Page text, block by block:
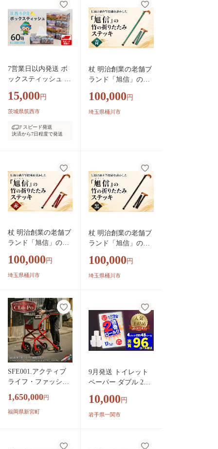
ット たばこ 消臭 消
臭剤 無臭 ユークリ
ッドオンラインシス
テムズ株式会社 神奈
法人友紘会西大和リ
ハビリテーション病
院
7営業日以内発送 ボ
ックスティッシュ 60
ット ) パルプ100%
筑西市PR BOX 日本
ル デザイン ティッ
活必需品 備蓄 ペー
パー 紙 まとめ買い
スピード配送 スピー
ド発送 関東 茨城県
茨城 筑西市 筑西 下
15,000 円
茨城県筑西市
スピード発送
決済から7日程度で発送
杖 明治創業の老舗ブ
ランド「旭信」の竹
キ 青 | 杖 つえ ステ
ッキ 敬老 高齢 高齢
える プレゼント ギフ
ト 贈答 竹 漆塗 高級
プレミアム 一生モノ
工芸品 コレクション
日本製 おしゃれ 趣味
工房 ブランド 旭 埼
玉県 桶川市
100,000 円
埼玉県桶川市
杖 明治創業の老舗ブ
ランド「旭信」の竹
キ 赤 | 杖 つえ ステ
ッキ 敬老 高齢 高齢
安全 旭 旭信 オリジ
ナル 人気 ベテラン
職人 熟練 技 一生使
える プレゼント ギ
フト 贈答 竹 漆塗 高
級 プレミアム 一生
ション 日本製 おし
ゃれ 趣味 手作り 手
作業 老舗 工房 ブラ
市
100,000 円
埼玉県桶川市
杖 明治創業の老舗ブ
ランド「旭信」の竹
キ 黒 | 杖 つえ ステ
ッキ 敬老 高齢 高齢
安全 旭 旭信 オリジ
ナル 人気 ベテラン
職人 熟練 技 一生使
える プレゼント ギフ
ト 贈答 竹 漆塗 高級
日本製 おしゃれ 趣味
手作り 手作業 老舗
工房 ブランド 旭 埼
玉県 桶川市
100,000 円
埼玉県桶川市
SFE001.アクティブ
ライフ・ファッショ
「CLo-Po（くろ
ぽ）」～ガーデンパ
1,650,000円
福岡県新宮町
9月発送 トイレット
ペーパー ダブル 2倍
(12R×4パック) 【選
べる配送月】 まとめ
紙 人気 おすすめ ラ
10,000 円
岩手県一関市